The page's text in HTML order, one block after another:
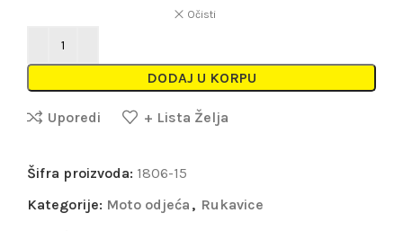
Očisti
DODAJ U KORPU
Uporedi + Lista Želja
Šifra proizvoda: 1806-15
Kategorije: Moto odjeća , Rukavice